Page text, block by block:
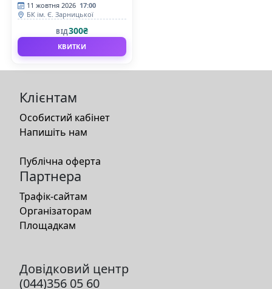
11 жовтня 2026 17:00
БК ім. Є. Зарницької
ВІД300₴
КВИТКИ
Клієнтам
Особистий кабінет
Напишіть нам
Публічна оферта
Партнера
Трафік-сайтам
Організаторам
Площадкам
Довідковий центр
(044)356 05 60